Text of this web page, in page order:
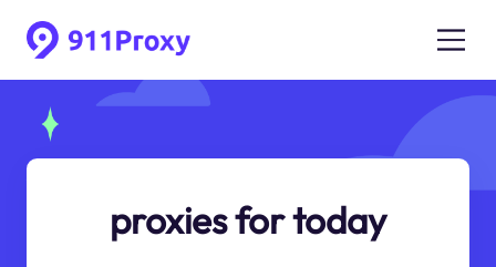
proxies for today